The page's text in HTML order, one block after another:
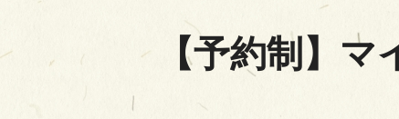
【予約制】